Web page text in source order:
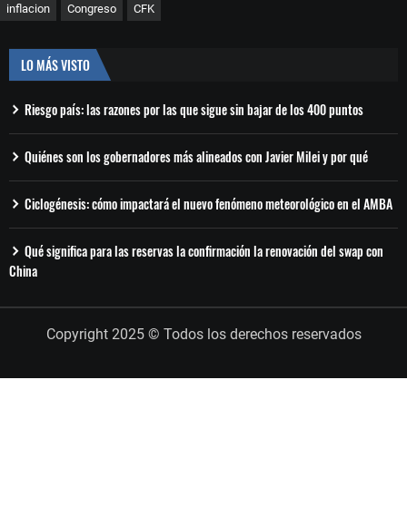
inflacion Congreso CFK
LO MÁS VISTO
Riesgo país: las razones por las que sigue sin bajar de los 400 puntos
Quiénes son los gobernadores más alineados con Javier Milei y por qué
Ciclogénesis: cómo impactará el nuevo fenómeno meteorológico en el AMBA
Qué significa para las reservas la confirmación la renovación del swap con
China
Copyright 2025 © Todos los derechos reservados